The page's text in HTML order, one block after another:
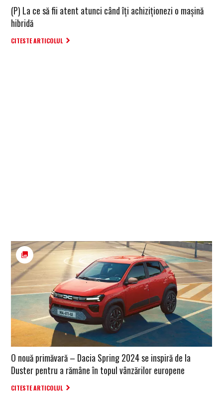
(P) La ce să fii atent atunci când îți achiziționezi o mașină
hibridă
CITESTE ARTICOLUL
O nouă primăvară – Dacia Spring 2024 se inspiră de la
Duster pentru a rămâne în topul vânzărilor europene
CITESTE ARTICOLUL